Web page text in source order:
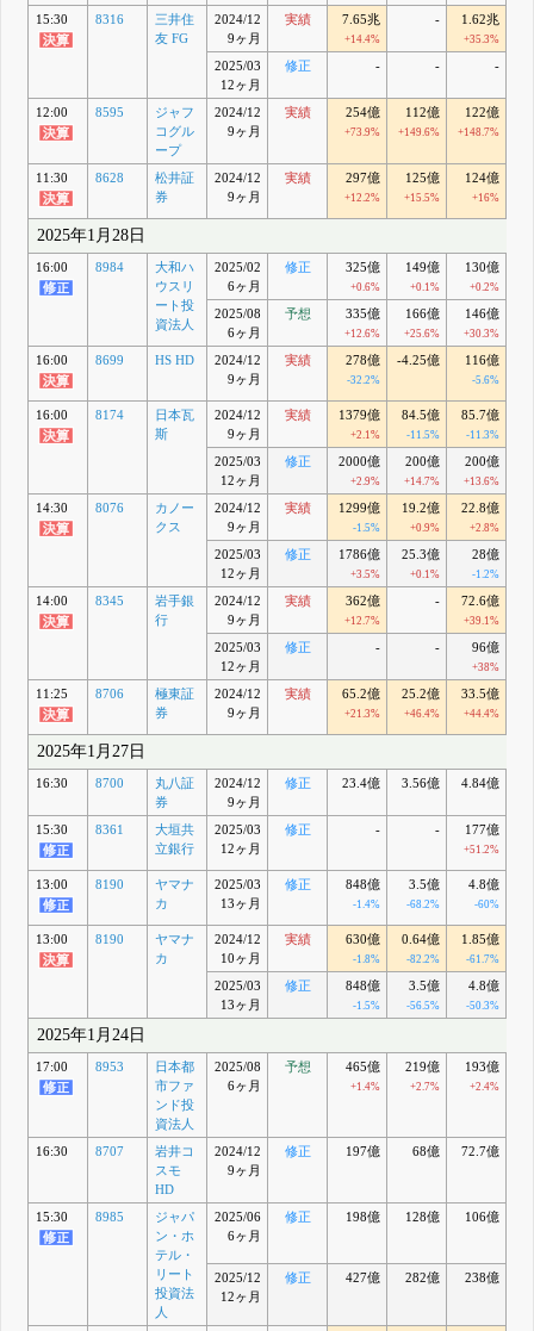
15:30 8316
三井住
友 FG
2024/12
9ヶ月
実績 7.65兆
+14.4%
- 1.62兆
+35.3%
2025/03
12ヶ月
修正 - - -
12:00 8595
ジャフ
コグル
ープ
2024/12
9ヶ月
実績 254億
+73.9%
112億
+149.6%
122億
+148.7%
11:30 8628
松井証
券
2024/12
9ヶ月
実績 297億
+12.2%
125億
+15.5%
124億
+16%
2025年1月28日
16:00 8984
大和ハ
ウスリ
ート投
資法人
2025/02
6ヶ月
修正 325億
+0.6%
149億
+0.1%
130億
+0.2%
2025/08
6ヶ月
予想 335億
+12.6%
166億
+25.6%
146億
+30.3%
16:00 8699 HS HD
2024/12
9ヶ月
実績 278億
-32.2%
-4.25億 116億
-5.6%
16:00 8174
日本瓦
斯
2024/12
9ヶ月
実績 1379億
+2.1%
84.5億
-11.5%
85.7億
-11.3%
2025/03
12ヶ月
修正 2000億
+2.9%
200億
+14.7%
200億
+13.6%
14:30 8076
カノー
クス
2024/12
9ヶ月
実績 1299億
-1.5%
19.2億
+0.9%
22.8億
+2.8%
2025/03
12ヶ月
修正 1786億
+3.5%
25.3億
+0.1%
28億
-1.2%
14:00 8345
岩手銀
行
2024/12
9ヶ月
実績 362億
+12.7%
- 72.6億
+39.1%
2025/03
12ヶ月
修正 - - 96億
+38%
11:25 8706
極東証
券
2024/12
9ヶ月
実績 65.2億
+21.3%
25.2億
+46.4%
33.5億
+44.4%
2025年1月27日
16:30 8700
丸八証
券
2024/12
9ヶ月
修正 23.4億 3.56億 4.84億
15:30 8361
大垣共
立銀行
2025/03
12ヶ月
修正 - - 177億
+51.2%
13:00 8190
ヤマナ
カ
2025/03
13ヶ月
修正 848億
-1.4%
3.5億
-68.2%
4.8億
-60%
13:00 8190
ヤマナ
カ
2024/12
10ヶ月
実績 630億
-1.8%
0.64億
-82.2%
1.85億
-61.7%
2025/03
13ヶ月
修正 848億
-1.5%
3.5億
-56.5%
4.8億
-50.3%
2025年1月24日
17:00 8953
日本都
市ファ
ンド投
資法人
2025/08
6ヶ月
予想 465億
+1.4%
219億
+2.7%
193億
+2.4%
16:30 8707
岩井コ
スモ
HD
2024/12
9ヶ月
修正 197億 68億 72.7億
15:30 8985
ジャパ
ン・ホ
テル・
リート
投資法
人
2025/06
6ヶ月
修正 198億 128億 106億
2025/12
12ヶ月
修正 427億 282億 238億